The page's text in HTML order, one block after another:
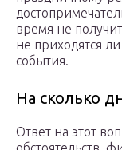
время не
не приходятся
события.
На сколько
Ответ на этот